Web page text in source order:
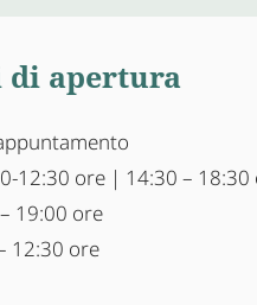
apertura
12:30 ore | 14:30 – 18:30
19:00 ore
12:30 ore